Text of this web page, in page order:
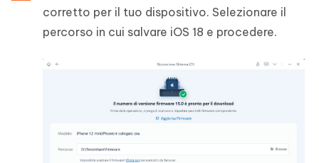
corretto per il tuo dispositivo. Selezionare il
percorso in cui salvare iOS 18 e procedere.